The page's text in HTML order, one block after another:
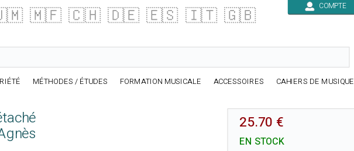
🇲🇫 🇨🇭 🇩🇪 🇪🇸 🇮🇹 🇬🇧 COMPTE
MÉTHODES / ÉTUDES FORMATION MUSICALE ACCESSOIRES CAHIERS DE MUSIQUE
25.70 €
EN STOCK